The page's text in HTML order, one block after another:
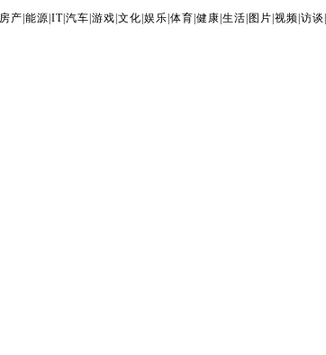
房产 能源 IT| 汽车 游戏 文化 娱乐 体育 健康 生活 图片 视频 访谈